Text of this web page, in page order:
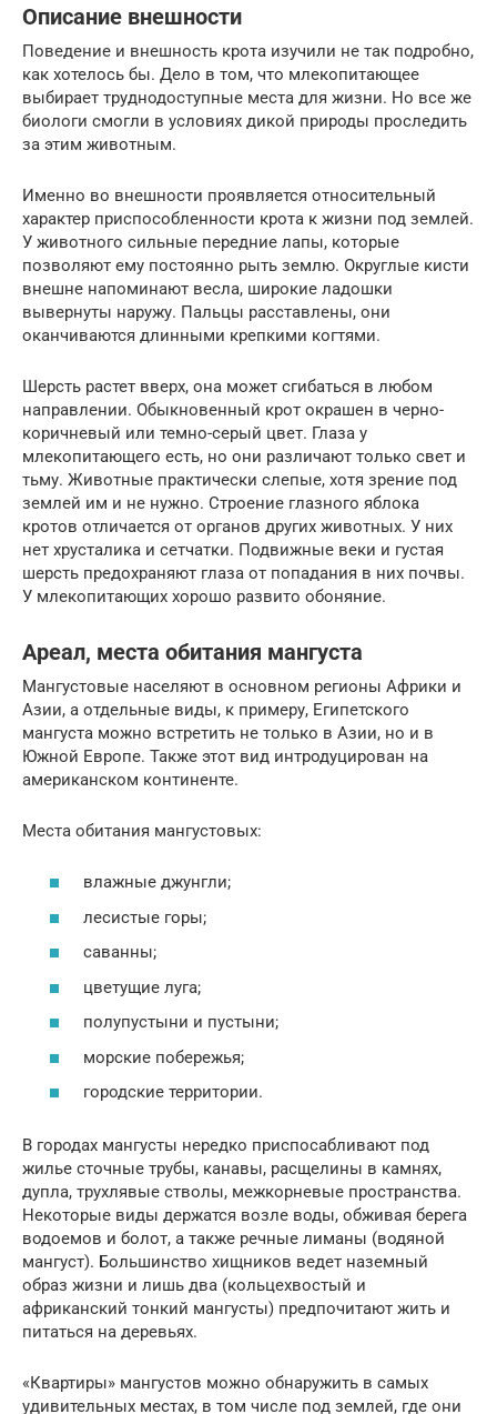
Описание внешности
Поведение и внешность крота изучили не так подробно,
как хотелось бы. Дело в том, что млекопитающее
выбирает труднодоступные места для жизни. Но все же
биологи смогли в условиях дикой природы проследить
за этим животным.
Именно во внешности проявляется относительный
характер приспособленности крота к жизни под землей.
У животного сильные передние лапы, которые
позволяют ему постоянно рыть землю. Округлые кисти
внешне напоминают весла, широкие ладошки
вывернуты наружу. Пальцы расставлены, они
оканчиваются длинными крепкими когтями.
Шерсть растет вверх, она может сгибаться в любом
направлении. Обыкновенный крот окрашен в черно-
коричневый или темно-серый цвет. Глаза у
млекопитающего есть, но они различают только свет и
тьму. Животные практически слепые, хотя зрение под
землей им и не нужно. Строение глазного яблока
кротов отличается от органов других животных. У них
нет хрусталика и сетчатки. Подвижные веки и густая
шерсть предохраняют глаза от попадания в них почвы.
У млекопитающих хорошо развито обоняние.
Ареал, места обитания мангуста
Мангустовые населяют в основном регионы Африки и
Азии, а отдельные виды, к примеру, Египетского
мангуста можно встретить не только в Азии, но и в
Южной Европе. Также этот вид интродуцирован на
американском континенте.
Места обитания мангустовых:
влажные джунгли;
лесистые горы;
саванны;
цветущие луга;
полупустыни и пустыни;
морские побережья;
городские территории.
В городах мангусты нередко приспосабливают под
жилье сточные трубы, канавы, расщелины в камнях,
дупла, трухлявые стволы, межкорневые пространства.
Некоторые виды держатся возле воды, обживая берега
водоемов и болот, а также речные лиманы (водяной
мангуст). Большинство хищников ведет наземный
образ жизни и лишь два (кольцехвостый и
африканский тонкий мангусты) предпочитают жить и
питаться на деревьях.
«Квартиры» мангустов можно обнаружить в самых
удивительных местах, в том числе под землей, где они